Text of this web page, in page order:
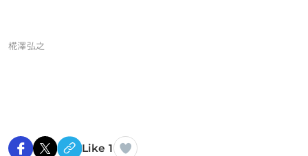
椛澤弘之
Like 1